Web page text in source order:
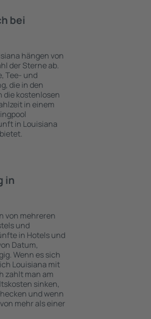
bei
hängen von
der Sterne ab.
Tee- und
die in den
die kostenlosen
in einem
in Louisiana
in
von mehreren
und
in Hotels und
Datum,
Wenn es sich
Louisiana mit
zahlt man am
sinken,
und wenn
mehr als einer